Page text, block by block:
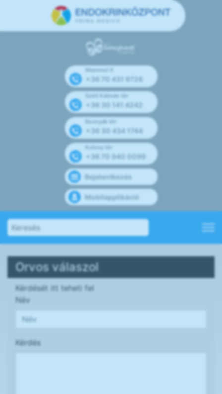
Mammut II
+36 70 431 9728
Széll Kálmán tér
+36 30 141 4242
Bosnyák tér
+36 30 434 1744
Kolosy tér
+36 70 940 0099
Bejelentkezés
Mobilapplikáció
Orvos válaszol
Kérdését itt teheti fel
Név
Kérdés